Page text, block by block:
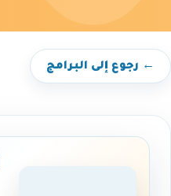
← رجوع إلى البرامج